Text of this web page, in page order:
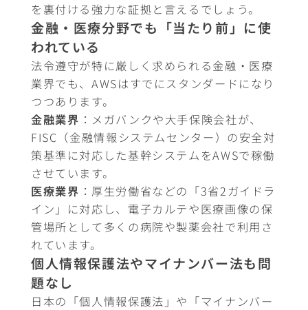
を裏付ける強力な証拠と言えるでしょう。
金融・医療分野でも「当たり前」に使
われている
法令遵守が特に厳しく求められる金融・医療
業界でも、AWSはすでにスタンダードになり
つつあります。
金融業界 ：メガバンクや大手保険会社が、
FISC（金融情報システムセンター）の安全対
策基準に対応した基幹システムをAWSで稼働
させています。
医療業界 ：厚生労働省などの「3省2ガイドラ
イン」に対応し、電子カルテや医療画像の保
管場所として多くの病院や製薬会社で利用さ
れています。
個人情報保護法やマイナンバー法も問
題なし
日本の「個人情報保護法」や「マイナンバー